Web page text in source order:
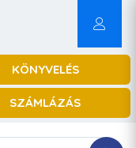
KÖNYVELÉS
SZÁMLÁZÁS